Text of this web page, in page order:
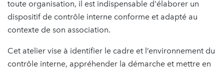
toute organisation, il est indispensable d'élaborer un
dispositif de contrôle interne conforme et adapté au
contexte de son association.
Cet atelier vise à identifier le cadre et l’environnement du
contrôle interne, appréhender la démarche et mettre en